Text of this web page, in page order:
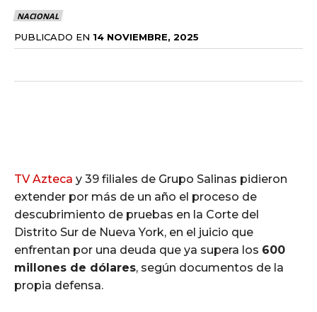
NACIONAL
PUBLICADO EN 14 NOVIEMBRE, 2025
TV Azteca y 39 filiales de Grupo Salinas pidieron
extender por más de un año el proceso de
descubrimiento de pruebas en la Corte del
Distrito Sur de Nueva York, en el juicio que
enfrentan por una deuda que ya supera los 600
millones de dólares, según documentos de la
propia defensa.